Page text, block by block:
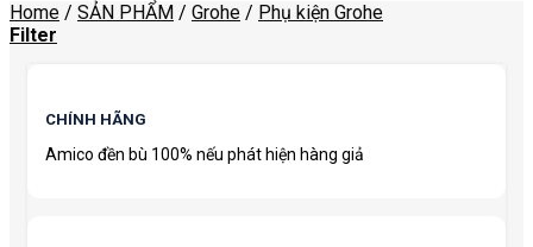
Home / SẢN PHẨM / Grohe / Phụ kiện Grohe
Filter
CHÍNH HÃNG
Amico đền bù 100% nếu phát hiện hàng giả